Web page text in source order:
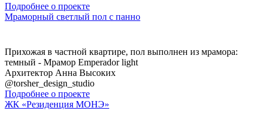
Подробнее о проекте
Мраморный светлый пол с панно
Прихожая в частной квартире, пол выполнен из мрамора:
темный - Мрамор Emperador light
Архитектор Анна Высоких
@torsher_design_studio
Подробнее о проекте
ЖК «Резиденция МОНЭ»